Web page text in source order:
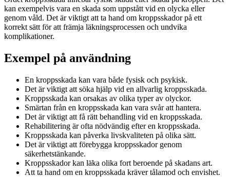
kan exempelvis vara en skada som uppstått vid en olycka eller
genom våld. Det är viktigt att ta hand om kroppsskador på ett
korrekt sätt för att främja läkningsprocessen och undvika
komplikationer.
Exempel på användning
En kroppsskada kan vara både fysisk och psykisk.
Det är viktigt att söka hjälp vid en allvarlig kroppsskada.
Kroppsskada kan orsakas av olika typer av olyckor.
Smärtan från en kroppsskada kan vara svår att hantera.
Det är viktigt att få rätt behandling vid en kroppsskada.
Rehabilitering är ofta nödvändig efter en kroppsskada.
Kroppsskada kan påverka livskvaliteten på olika sätt.
Det är viktigt att förebygga kroppsskador genom
säkerhetstänkande.
Kroppsskador kan läka olika fort beroende på skadans art.
Att ta hand om en kroppsskada kräver tålamod och envishet.